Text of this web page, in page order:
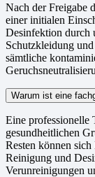
Nach der Freigabe
einer initialen
Desinfektion durch
Schutzkleidung
sämtliche
Warum ist eine
Eine professionelle
gesundheitlichen
Resten können
Reinigung und
Verunreinigungen